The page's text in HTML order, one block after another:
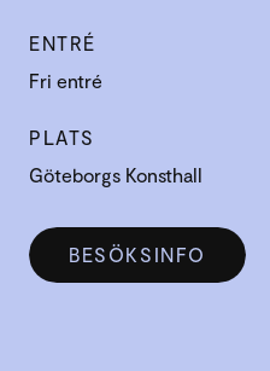
ENTRÉ
Fri entré
PLATS
Göteborgs Konsthall
BESÖKSINFO